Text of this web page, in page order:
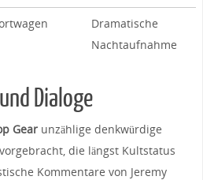
Dramatische ​
Nachtaufnahme
Dialoge
Gearunzählige ‌denkwürdige
die längst ⁤Kultstatus​
Kommentare von Jeremy